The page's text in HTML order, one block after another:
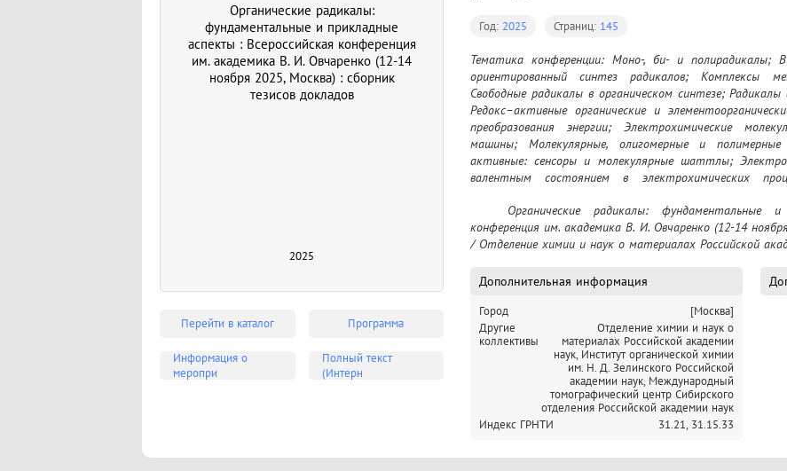
Органические радикалы:
фундаментальные и прикладные
аспекты : Всероссийская конференция
им. академика В. И. Овчаренко (12-14
ноября 2025, Москва) : сборник
тезисов докладов
2025
Перейти в каталог Программа
Информация о
меропри
Полный текст
(Интерн
Год: 2025 Страниц: 145
Тематика конференции: Моно-, би- и полирадикалы;
ориентированный синтез радикалов; Комплексы
Свободные радикалы в органическом синтезе;
Редокс–активные органические и
преобразования энергии; Электрохимические
машины; Молекулярные, олигомерные и
активные: сенсоры и молекулярные шаттлы;
валентным состоянием в электрохимических
конференция им. академика В. И. Овчаренко (12-14
/ Отделение химии и наук о материалах Российской
Дополнительная информация
Город
[Москва]
Другие
коллективы
Отделение химии и наук о
материалах Российской академии
наук, Институт органической химии
им. Н. Д. Зелинского Российской
академии наук, Международный
томографический центр Сибирского
отделения Российской академии наук
Индекс ГРНТИ
31.21, 31.15.33